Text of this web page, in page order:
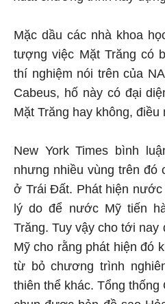
Mặc dầu các nhà khoa
tượng việc Mặt Trăng có
thí nghiệm nói trên của
Cabeus, hố này có đại
Mặt Trăng hay không,
New York Times bình
nhưng nhiều vùng trên đó
ở Trái Đất. Phát hiện nước
lý do để nước Mỹ tiến
Trăng. Tuy vậy cho tới nay
Mỹ cho rằng phát hiện đó
từ bỏ chương trình
thiên thể khác. Tổng thống